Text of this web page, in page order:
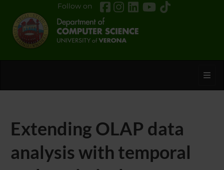
Follow on
Extending OLAP data
analysis with temporal